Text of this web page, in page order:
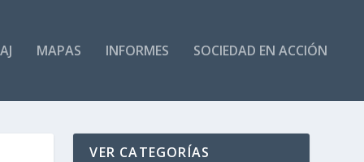
MAPAS INFORMES SOCIEDAD EN ACCIÓN
VER CATEGORÍAS